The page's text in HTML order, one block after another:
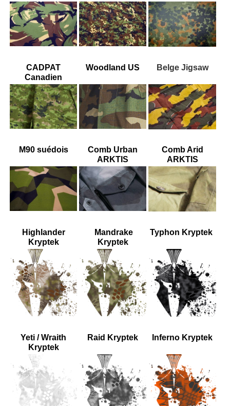
CADPAT
Canadien
Woodland US Belge Jigsaw
M90 suédois
Comb Urban
ARKTIS
Comb Arid
ARKTIS
Highlander
Kryptek
Mandrake
Kryptek
Typhon Kryptek
Yeti / Wraith
Kryptek
Raid Kryptek Inferno Kryptek